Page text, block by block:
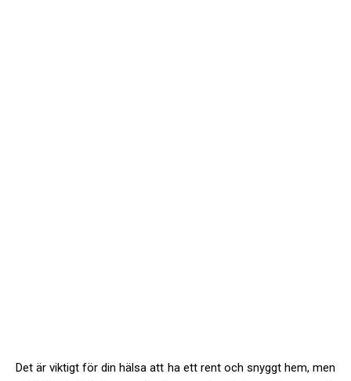
Det är viktigt för din hälsa att ha ett rent och snyggt hem, men